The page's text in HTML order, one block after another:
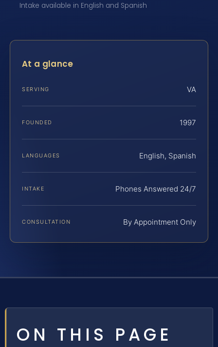
Intake available in English and Spanish
At a glance
SERVING VA
FOUNDED 1997
LANGUAGES English, Spanish
INTAKE Phones Answered 24/7
CONSULTATION By Appointment Only
ON THIS PAGE